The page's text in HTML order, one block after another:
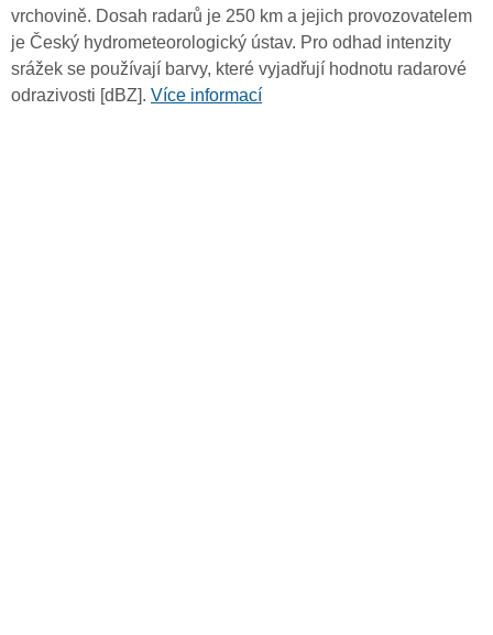
vrchovině. Dosah radarů je 250 km a jejich provozovatelem
je Český hydrometeorologický ústav. Pro odhad intenzity
srážek se používají barvy, které vyjadřují hodnotu radarové
odrazivosti [dBZ]. Více informací